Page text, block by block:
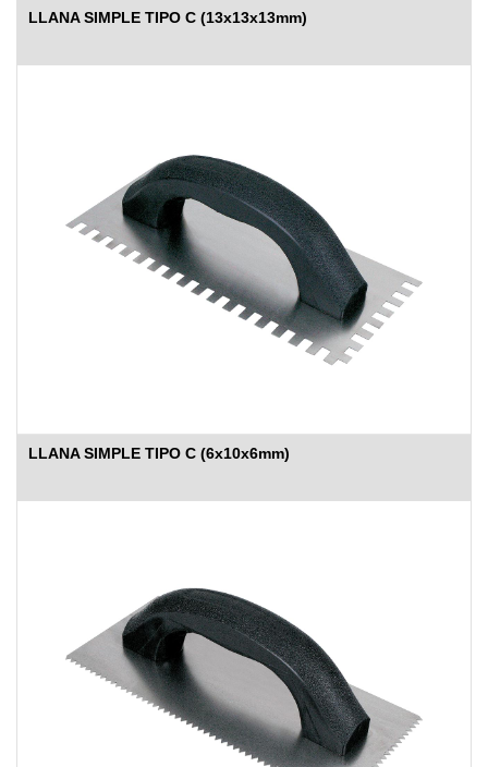
LLANA SIMPLE TIPO C (13x13x13mm)
LLANA SIMPLE TIPO C (6x10x6mm)